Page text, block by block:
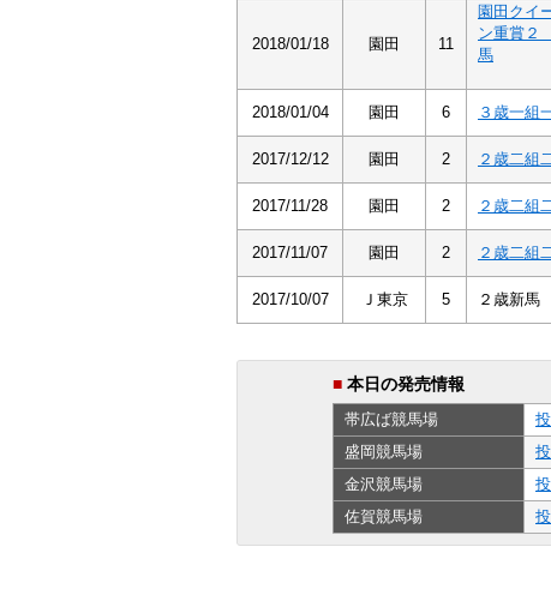
2018/01/18 園田 11
園田クイ
ン重賞２
馬
2018/01/04 園田 6 ３歳一
2017/12/12 園田 2 ２歳二
2017/11/28 園田 2 ２歳二
2017/11/07 園田 2 ２歳二
2017/10/07 Ｊ東京 5 ２歳新馬
■ 本日の発売情報
帯広ば競馬場
盛岡競馬場
金沢競馬場
佐賀競馬場